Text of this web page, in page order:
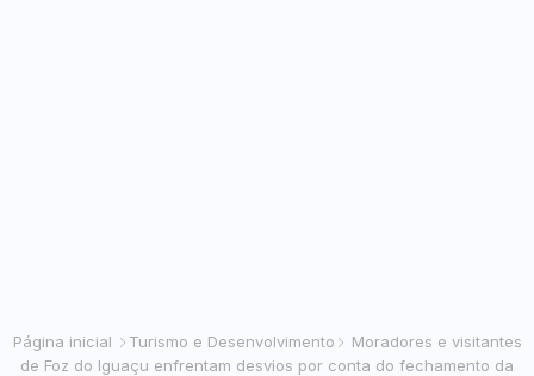
Página inicial Turismo e Desenvolvimento
Moradores e visitantes
de Foz do Iguaçu enfrentam desvios por conta do fechamento da